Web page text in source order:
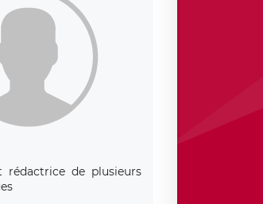
rédactrice de plusieurs